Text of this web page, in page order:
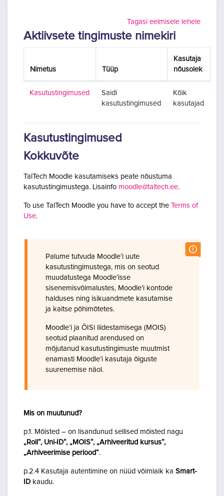
Tagasi eelmisele lehele
Aktiivsete tingimuste nimekiri
Nimetus Tüüp
Kasutaja
nõusolek
Kasutustingimused
Saidi
kasutustingimused
Kõik
kasutajad
Kasutustingimused
Kokkuvõte
TalTech Moodle kasutamiseks peate nõustuma
kasutustingimustega. Lisainfo moodle@taltech.ee.
To use TalTech Moodle you have to accept the Terms of
Use.
Palume tutvuda Moodle’i uute
kasutustingimustega, mis on seotud
muudatustega Moodle’isse
sisenemisvõimalustes, Moodle’i kontode
halduses ning isikuandmete kasutamise
ja kaitse põhimõtetes.
Moodle’i ja ÕISi liidestamisega (MOIS)
seotud plaanitud arendused on
mõjutanud kasutustingimuste muutmist
enamasti Moodle’i kasutaja õiguste
suurenemise näol.
Mis on muutunud?
p.1. Mõisted – on lisandunud sellised mõisted nagu
„Roll“, Uni-ID“, „MOIS“, „Arhiveeritud kursus“,
„Arhiveerimise periood“.
p.2.4 Kasutaja autentimine on nüüd võimlaik ka Smart-
ID kaudu.